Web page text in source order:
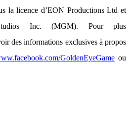
la licence d’EON Productions Ltd et
Studios Inc. (MGM). Pour plus
des informations exclusives à propos
GoldenEyeGameou